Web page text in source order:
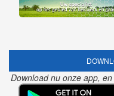
Download nu onze app,